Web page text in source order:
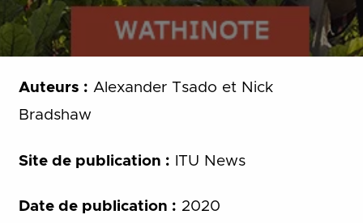
Auteurs : Alexander Tsado et Nick
Bradshaw
Site de publication : ITU News
Date de publication : 2020